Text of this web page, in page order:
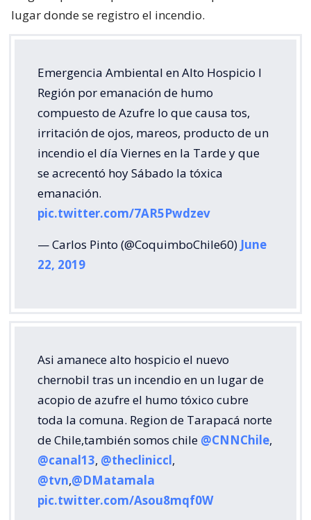
lugar donde se registro el incendio.
Emergencia Ambiental en Alto Hospicio I
Región por emanación de humo
compuesto de Azufre lo que causa tos,
irritación de ojos, mareos, producto de un
incendio el día Viernes en la Tarde y que
se acrecentó hoy Sábado la tóxica
emanación.
pic.twitter.com/7AR5Pwdzev
— Carlos Pinto (@CoquimboChile60) June
22, 2019
Asi amanece alto hospicio el nuevo
chernobil tras un incendio en un lugar de
acopio de azufre el humo tóxico cubre
toda la comuna. Region de Tarapacá norte
de Chile,también somos chile @CNNChile,
@canal13, @thecliniccl,
@tvn,@DMatamala
pic.twitter.com/Asou8mqf0W